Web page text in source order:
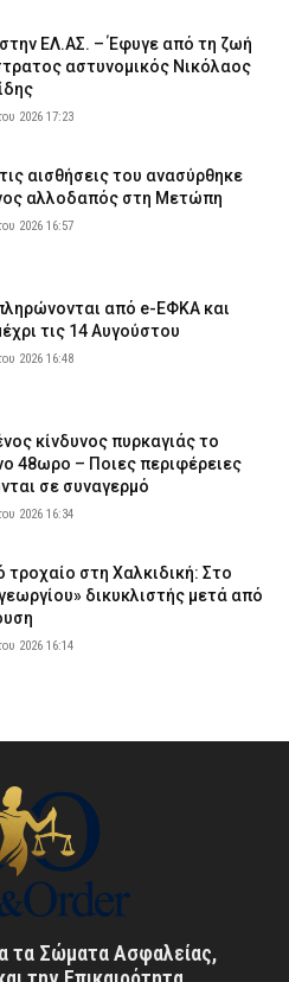
ΕΛ.ΑΣ. – Έφυγε από τη ζωή
αστυνομικός Νικόλαος
2026 17:23
αισθήσεις του ανασύρθηκε
αλλοδαπός στη Μετώπη
2026 16:57
από e-ΕΦΚΑ και
τις 14 Αυγούστου
2026 16:48
κίνδυνος πυρκαγιάς το
48ωρο – Ποιες περιφέρειες
σε συναγερμό
2026 16:34
τροχαίο στη Χαλκιδική: Στο
δικυκλιστής μετά από
2026 16:14
τα Σώματα Ασφαλείας,